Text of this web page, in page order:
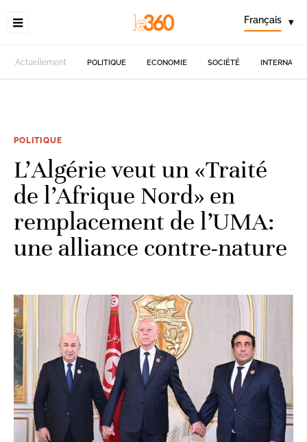
Français ▾
Actuellement POLITIQUE ECONOMIE SOCIÉTÉ
POLITIQUE
L’Algérie veut un «Traité
de l’Afrique Nord» en
remplacement de l’UMA:
une alliance contre-nature